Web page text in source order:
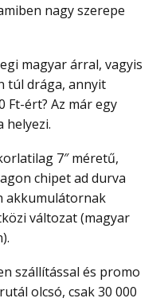
nagy szerepe
túl drága, annyit
Ft-ért? Az már egy
helyezi.
chipet ad durva
akkumulátornak
változat (magyar
olcsó, csak 30 000